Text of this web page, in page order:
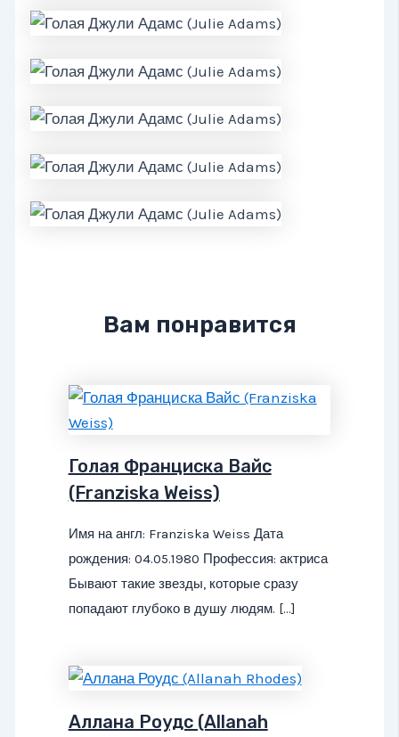
Вам понравится
Голая Франциска Вайс
(Franziska Weiss)
Имя на англ: Franziska Weiss Дата
рождения: 04.05.1980 Профессия: актриса
Бывают такие звезды, которые сразу
попадают глубоко в душу людям. […]
Аллана Роудс (Allanah